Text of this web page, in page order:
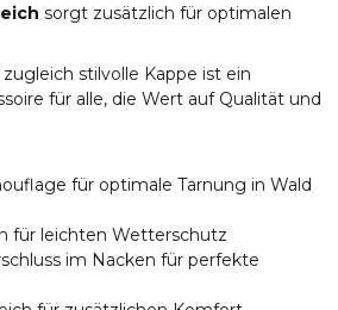
sorgt zusätzlich für optimalen
stilvolle Kappe ist ein
für alle, die Wert auf Qualität und
für optimale Tarnung in Wald
für leichten Wetterschutz
im Nacken für perfekte